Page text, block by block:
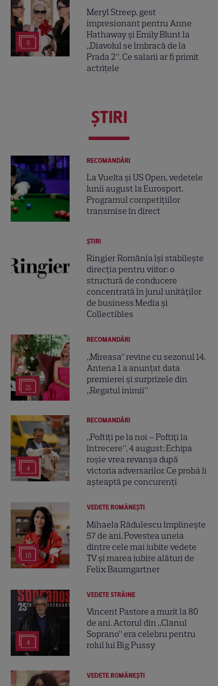
9
Meryl Streep, gest
impresionant pentru Anne
Hathaway și Emily Blunt la
„Diavolul se îmbracă de la
Prada 2”. Ce salarii ar fi primit
actrițele
ŞTIRI
RECOMANDĂRI
La Vuelta și US Open, vedetele
lunii august la Eurosport.
Programul competițiilor
transmise în direct
ȘTIRI
Ringier România își stabilește
direcția pentru viitor: o
structură de conducere
concentrată în jurul unităților
de business Media și
Collectibles
21
RECOMANDĂRI
„Mireasa” revine cu sezonul 14.
Antena 1 a anunțat data
premierei și surprizele din
„Regatul inimii”
4
RECOMANDĂRI
„Poftiți pe la noi – Poftiți la
întrecere”, 4 august: Echipa
roșie vrea revanșa după
victoria adversarilor. Ce probă îi
așteaptă pe concurenți
16
VEDETE ROMÂNEŞTI
Mihaela Rădulescu împlinește
57 de ani. Povestea uneia
dintre cele mai iubite vedete
TV și marea iubire alături de
Felix Baumgartner
4
VEDETE STRĂINE
Vincent Pastore a murit la 80
de ani. Actorul din „Clanul
Soprano” era celebru pentru
rolul lui Big Pussy
VEDETE ROMÂNEŞTI